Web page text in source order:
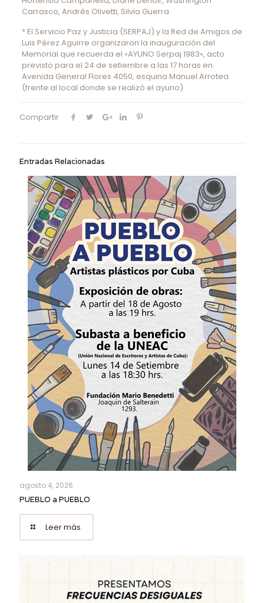
Carrasco, Andrés Olivetti, Silvia Guerra.
* El Servicio Paz y Justicia (SERPAJ) y la Red de Amigos de
Luis Pérez Aguirre organizaron la inauguración del
Memorial que recuerda el «AYUNO Serpaj 1983», acto
previsto para el 24 de setiembre a las 17 horas en
Avenida General Flores 4050, esquina Manuel Arrotea
(frente al local donde se realizó el ayuno).
Compartir
Entradas Relacionadas
agosto 4, 2026
PUEBLO a PUEBLO
Leer más